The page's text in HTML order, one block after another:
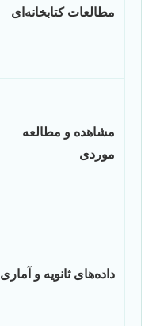
مطالعات کتابخانه‌ای
مشاهده و مطالعه
موردی
داده‌های ثانویه و آماری